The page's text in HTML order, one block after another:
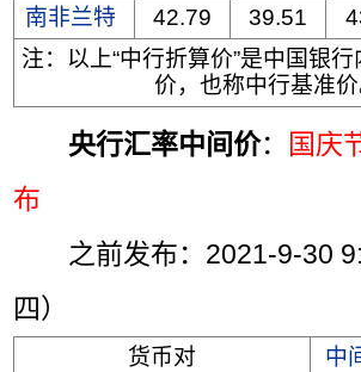
南非兰特
42.79 39.51
注：以上“中行折算价”是中国银行
价，也称中行基准价
央行汇率中间价：
国庆
布
之前发布：2021-9-30
四）
货币对 中